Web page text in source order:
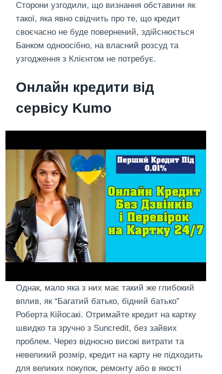
Сторони узгодили, що визнання обставини як
такої, яка явно свідчить про те, що кредит
своєчасно не буде повернений, здійснюється
Банком одноосібно, на власний розсуд та
узгодження з Клієнтом не потребує.
Онлайн кредити від
сервісу Kumo
Однак, мало яка з них має такий же глибокий
вплив, як “Багатий батько, бідний батько”
Роберта Кійосакі. Отримайте кредит на картку
швидко та зручно з Suncredit, без зайвих
проблем. Через відносно високі витрати та
невеликий розмір, кредит на карту не підходить
для великих покупок, ремонту або в якості